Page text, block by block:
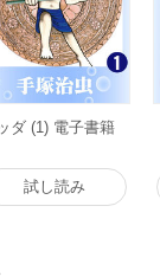
ダ (1) 電子書籍
試し読み